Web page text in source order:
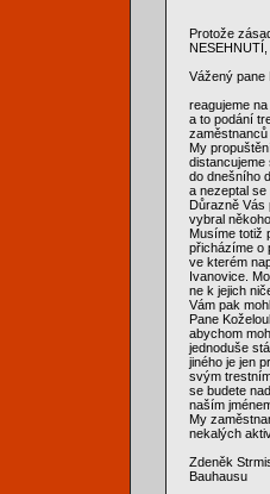
Protože
Vážený pane
reagujeme
a to podání
zaměstnanců
My
do dnešního
a nezeptal
Důrazně
vybral
Musíme totiž
přicházíme o
ve kterém
Ivanovice.
ne k jejich
Vám pak
Pane
abychom
jednoduše
jiného je jen
svým
se budete
naším
My
nekalých
Zdeněk
Bauhausu